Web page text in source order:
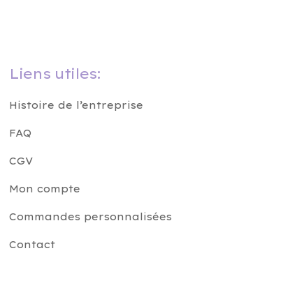
Liens utiles:
Histoire de l’entreprise
FAQ
CGV
Mon compte
Commandes personnalisées
Contact